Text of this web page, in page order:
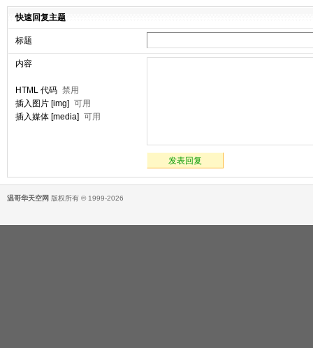
快速回复主题
标题
内容
HTML 代码 禁用
插入图片 [img] 可用
插入媒体 [media] 可用
发表回复
温哥华天空网 版权所有 © 1999-2026